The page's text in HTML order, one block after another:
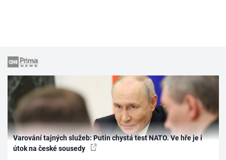
Varování tajných služeb: Putin chystá test NATO. Ve hře je i
útok na české sousedy